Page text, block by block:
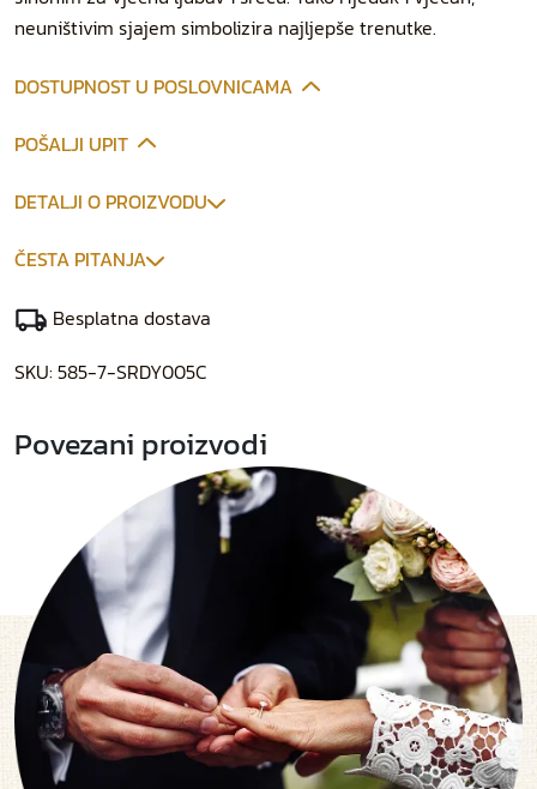
neuništivim sjajem simbolizira najljepše trenutke.
DOSTUPNOST U POSLOVNICAMA
POŠALJI UPIT
DETALJI O PROIZVODU
ČESTA PITANJA
Besplatna dostava
SKU: 585-7-SRDY005C
Povezani proizvodi